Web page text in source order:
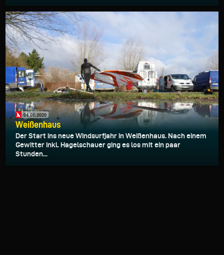
04.01.2020
Weißenhaus
Der Start ins neue Windsurfjahr in Weißenhaus. Nach einem
Gewitter inkl. Hagelschauer ging es los mit ein paar
Stunden...